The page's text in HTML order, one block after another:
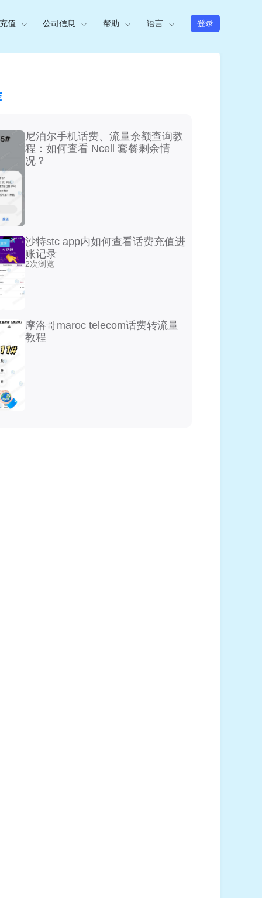
值 公司信息 帮助 语言 登录
尼泊尔手机话费、流量余额查询教
程：如何查看 Ncell 套餐剩余情
况？
沙特stc app内如何查看话费充值进
账记录
2次浏览
摩洛哥maroc telecom话费转流量
教程